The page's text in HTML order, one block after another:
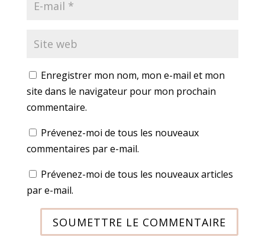
Enregistrer mon nom, mon e-mail et mon
site dans le navigateur pour mon prochain
commentaire.
Prévenez-moi de tous les nouveaux
commentaires par e-mail.
Prévenez-moi de tous les nouveaux articles
par e-mail.
SOUMETTRE LE COMMENTAIRE